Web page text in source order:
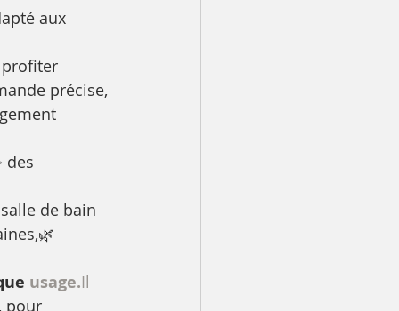
aux
précise,
des
de bain
usage.Il
pour